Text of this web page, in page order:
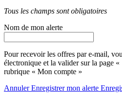
Tous les champs sont obligatoires
Nom de mon alerte
Pour recevoir les offres par e-mail,
électronique et la valider sur la page «
rubrique « Mon compte »
AnnulerEnregistrer mon alerte